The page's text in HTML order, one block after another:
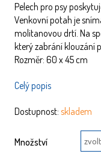
Pelech pro psy
Venkovní potah je
molitanovou drtí. Na
který zabrání klouzání
Rozměr: 60 x 45 cm
Celý popis
Dostupnost: skladem
Množství